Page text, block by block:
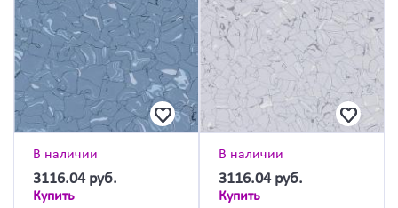
В наличии
3116.04 руб.
Купить
В наличии
3116.04 руб.
Купить